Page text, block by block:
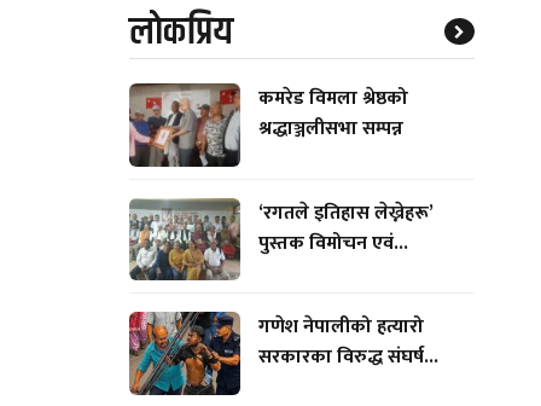
लाेकप्रिय
कमरेड विमला श्रेष्ठको
श्रद्धाञ्जलीसभा सम्पन्न
‘रगतले इतिहास लेख्नेहरू’
पुस्तक विमोचन एवं...
गणेश नेपालीको हत्यारो
सरकारका विरुद्ध संघर्ष...